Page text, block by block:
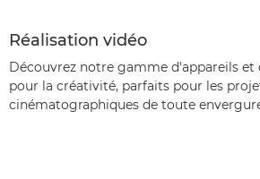
Réalisation vidéo
Découvrez notre gamme d'appareils
pour la créativité, parfaits pour les
cinématographiques de toute